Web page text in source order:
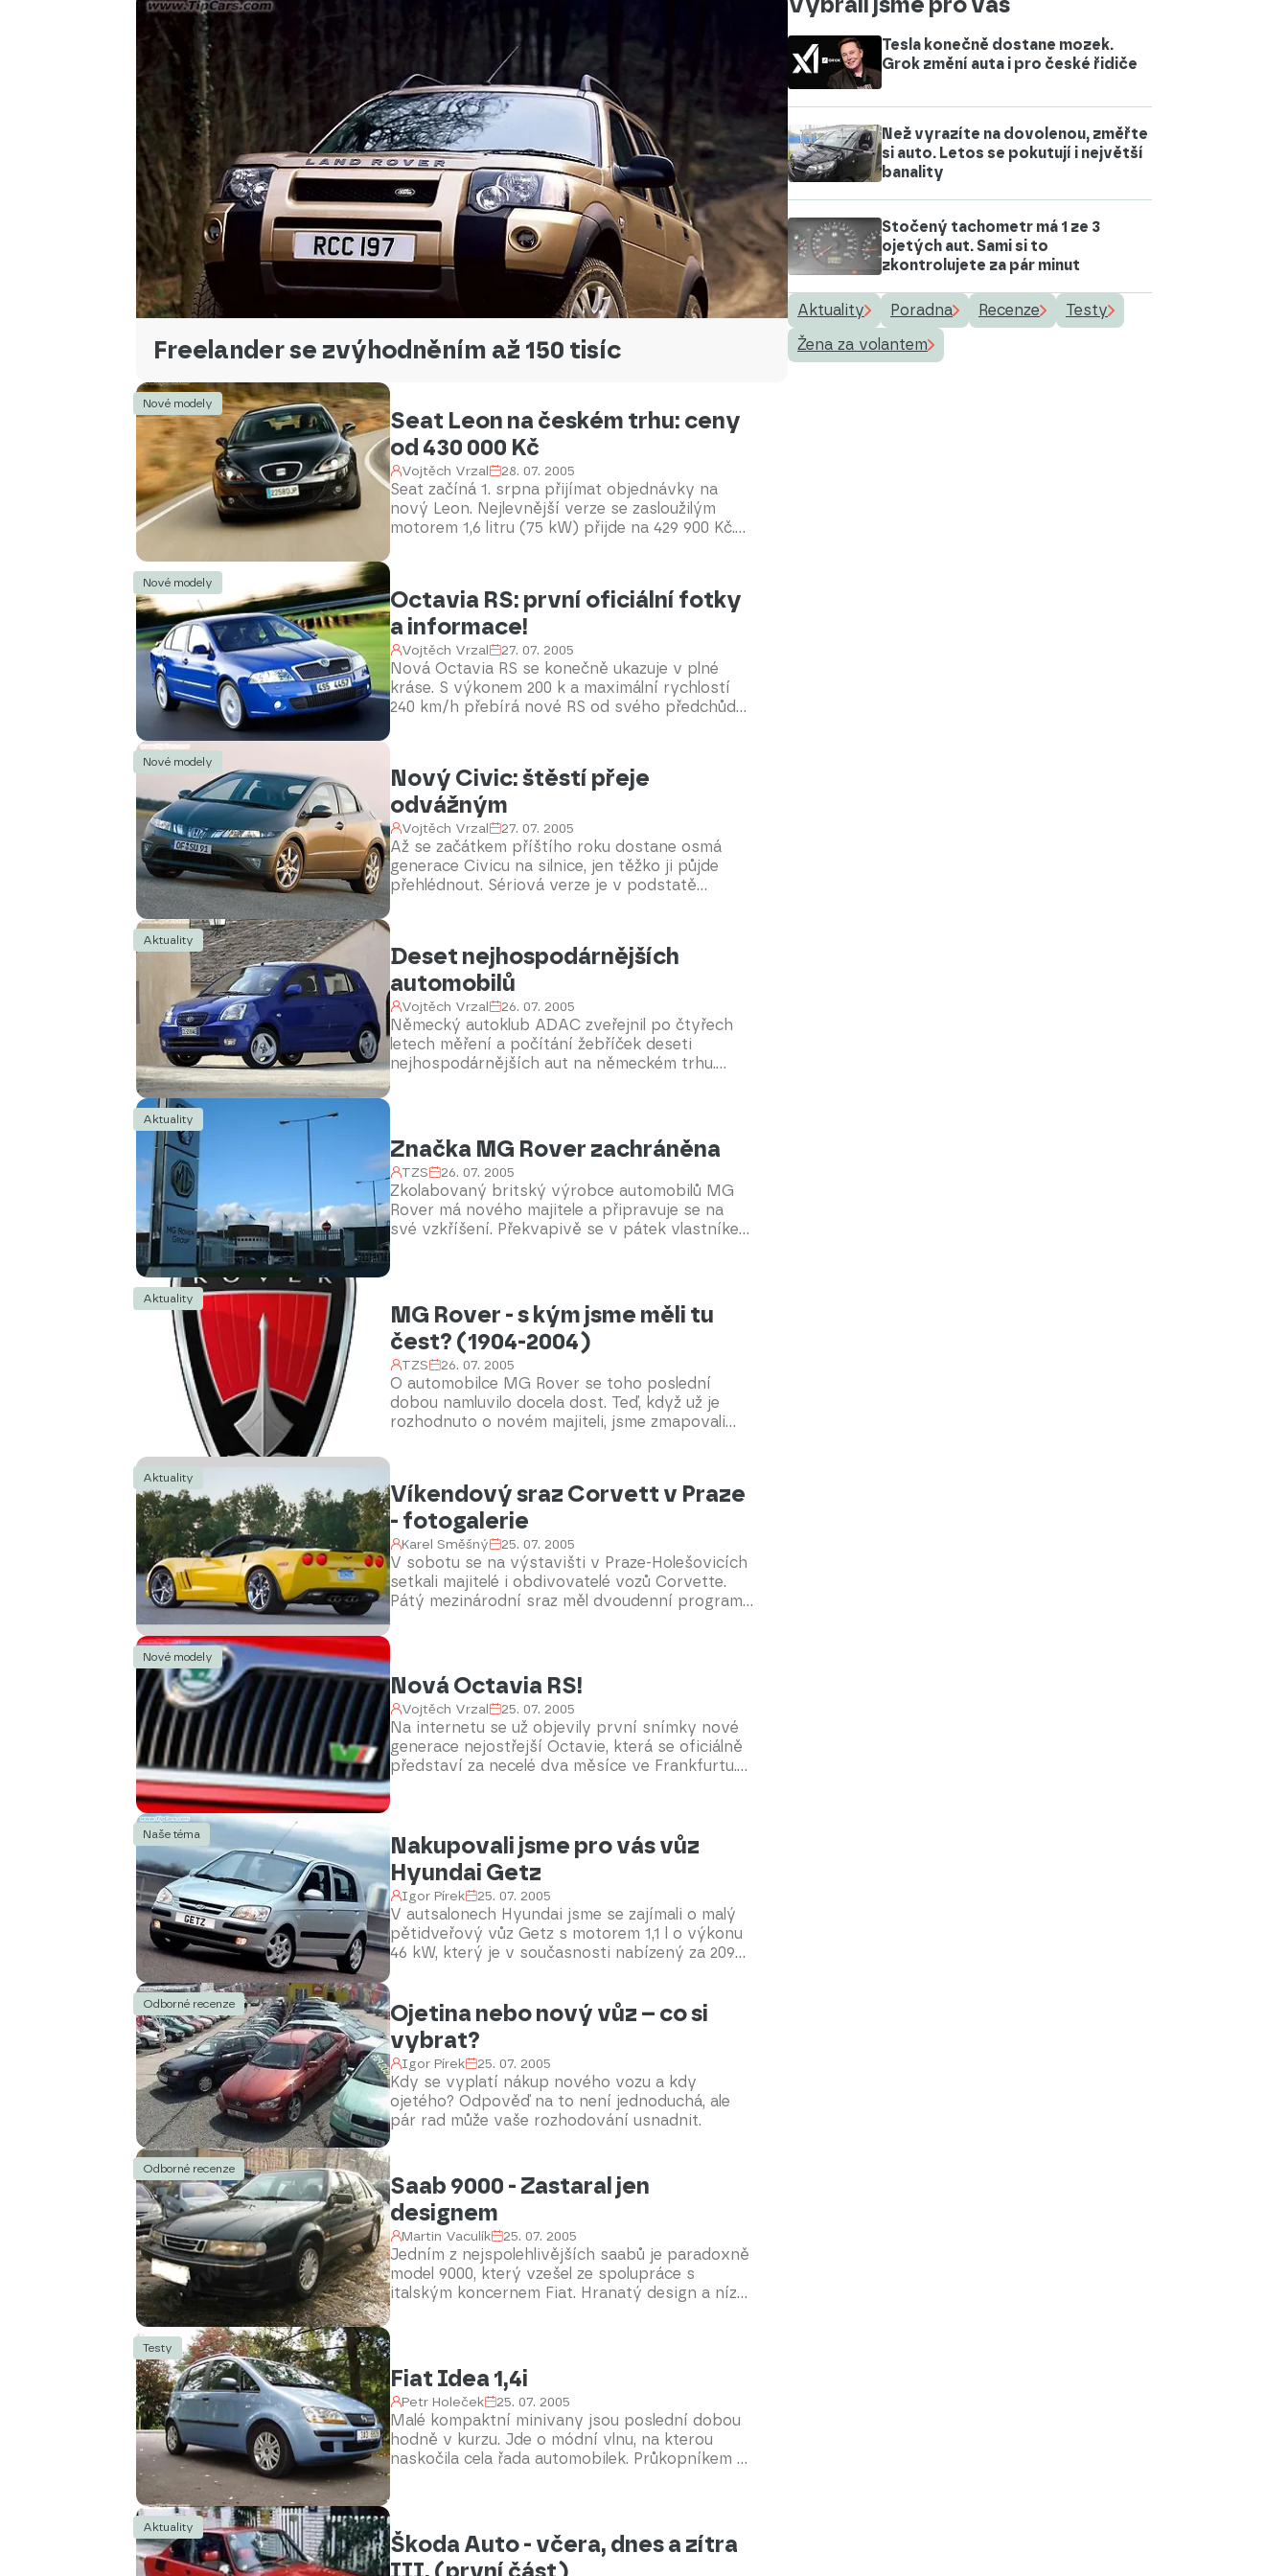
Freelander se zvýhodněním až 150 tisíc
Tesla konečně dostane mozek.
Grok změní auta i pro české řidiče
Než vyrazíte na dovolenou, změřte
si auto. Letos se pokutují i největší
banality
Stočený tachometr má 1 ze 3
ojetých aut. Sami si to
zkontrolujete za pár minut
Aktuality Poradna Recenze
Testy
Žena za volantem
Nové modely
Seat Leon na českém trhu: ceny
od 430 000 Kč
Vojtěch Vrzal 28. 07. 2005
Seat začíná 1. srpna přijímat objednávky na
nový Leon. Nejlevnější verze se zasloužilým
motorem 1,6 litru (75 kW) přijde na 429 900 Kč.
Nové modely
Octavia RS: první oficiální fotky
a informace!
Vojtěch Vrzal 27. 07. 2005
Nová Octavia RS se konečně ukazuje v plné
kráse. S výkonem 200 k a maximální rychlostí
240 km/h přebírá nové RS od svého předchůdce
Nové modely
Nový Civic: štěstí přeje
odvážným
Vojtěch Vrzal 27. 07. 2005
Až se začátkem příštího roku dostane osmá
generace Civicu na silnice, jen těžko ji půjde
přehlédnout. Sériová verze je v podstatě
letošního ženevského autosalónu.
Aktuality
Deset nejhospodárnějších
automobilů
Vojtěch Vrzal 26. 07. 2005
Německý autoklub ADAC zveřejnil po čtyřech
letech měření a počítání žebříček deseti
nejhospodárnějších aut na německém trhu.
Aktuality
Značka MG Rover zachráněna
TZS 26. 07. 2005
Zkolabovaný britský výrobce automobilů MG
Rover má nového majitele a připravuje se na
své vzkříšení. Překvapivě se v pátek vlastníkem
Aktuality
MG Rover - s kým jsme měli tu
čest? (1904-2004)
TZS 26. 07. 2005
O automobilce MG Rover se toho poslední
dobou namluvilo docela dost. Teď, když už je
rozhodnuto o novém majiteli, jsme zmapovali
Aktuality
Víkendový sraz Corvett v Praze
- fotogalerie
Karel Směšný 25. 07. 2005
V sobotu se na výstavišti v Praze-Holešovicích
setkali majitelé i obdivovatelé vozů Corvette.
Pátý mezinárodní sraz měl dvoudenní program,
Nové modely
Nová Octavia RS!
Vojtěch Vrzal 25. 07. 2005
Na internetu se už objevily první snímky nové
generace nejostřejší Octavie, která se oficiálně
představí za necelé dva měsíce ve Frankfurtu.
Naše téma
Nakupovali jsme pro vás vůz
Hyundai Getz
Igor Pírek 25. 07. 2005
V autsalonech Hyundai jsme se zajímali o malý
pětidveřový vůz Getz s motorem 1,1 l o výkonu
46 kW, který je v současnosti nabízený za 209
Odborné recenze
Ojetina nebo nový vůz – co si
vybrat?
Igor Pírek 25. 07. 2005
Kdy se vyplatí nákup nového vozu a kdy
ojetého? Odpověď na to není jednoduchá, ale
pár rad může vaše rozhodování usnadnit.
Odborné recenze
Saab 9000 - Zastaral jen
designem
Martin Vaculík 25. 07. 2005
Jedním z nejspolehlivějších saabů je paradoxně
model 9000, který vzešel ze spolupráce s
italským koncernem Fiat. Hranatý design a nízké
Testy
Fiat Idea 1,4i
Petr Holeček 25. 07. 2005
Malé kompaktní minivany jsou poslední dobou
hodně v kurzu. Jde o módní vlnu, na kterou
naskočila cela řada automobilek. Průkopníkem v
Aktuality
Škoda Auto - včera, dnes a zítra
III. (první část)